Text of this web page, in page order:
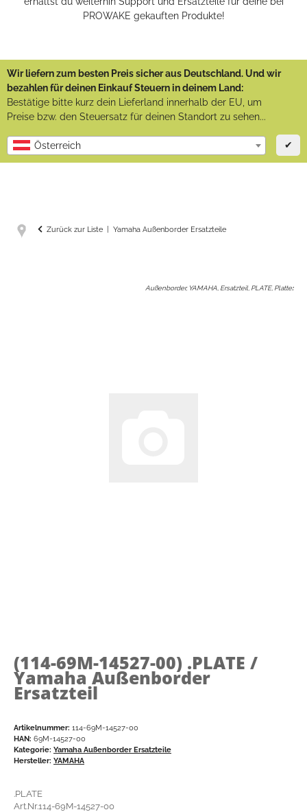
PROWAKE gekauften Produkte!
Wir liefern zum besten Preis sicher aus Deutschland. Und wir
bezahlen für deinen Einkauf Steuern in deinem Land:
Bestätige bitte kurz dein Lieferland innerhalb der EU, um
Preise bzw. den Steuersatz für deinen Standort zu sehen...
Österreich ✔
Zurück zur Liste Yamaha Außenborder Ersatzteile
Außenborder, YAMAHA, Ersatzteil, PLATE, Platte:
(114-69M-14527-00) .PLATE /
Yamaha Außenborder
Ersatzteil
Artikelnummer: 114-69M-14527-00
HAN: 69M-14527-00
Kategorie: Yamaha Außenborder Ersatzteile
Hersteller: YAMAHA
.PLATE
Art.Nr.114-69M-14527-00